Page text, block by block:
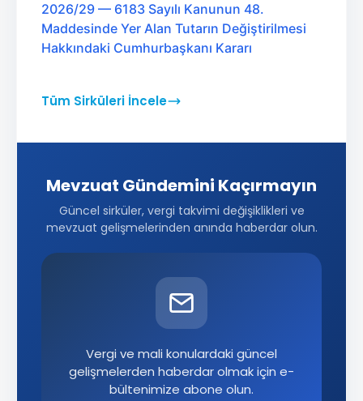
2026/29 — 6183 Sayılı Kanunun 48.
Maddesinde Yer Alan Tutarın Değiştirilmesi
Hakkındaki Cumhurbaşkanı Kararı
Tüm Sirküleri İncele
Mevzuat Gündemini Kaçırmayın
Güncel sirküler, vergi takvimi değişiklikleri ve
mevzuat gelişmelerinden anında haberdar olun.
Vergi ve mali konulardaki güncel
gelişmelerden haberdar olmak için e-
bültenimize abone olun.